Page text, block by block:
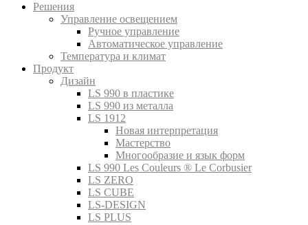
Решения
Управление освещением
Ручное управление
Автоматическое управление
Температура и климат
Продукт
Дизайн
LS 990 в пластике
LS 990 из металла
LS 1912
Новая интерпретация
Мастерство
Многообразие и язык форм
LS 990 Les Couleurs ® Le Corbusier
LS ZERO
LS CUBE
LS-DESIGN
LS PLUS